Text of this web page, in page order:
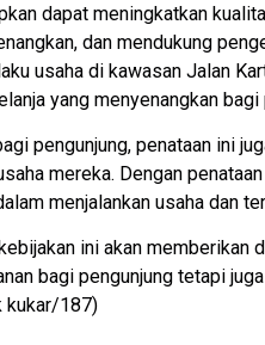
dapat meningkatkan
dan mendukung
usaha di kawasan Jalan
yang menyenangkan bagi
pengunjung, penataan ini
mereka. Dengan
menjalankan usaha dan
ini akan memberikan
bagi pengunjung tetapi
kukar/187)